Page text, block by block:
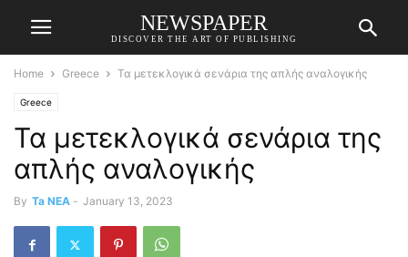
NEWSPAPER
DISCOVER THE ART OF PUBLISHING
Home Greece Τα μετεκλογικά σενάρια της απλής αναλογικής
Greece
Τα μετεκλογικά σενάρια της
απλής αναλογικής
By Ta NEA - January 13, 2023